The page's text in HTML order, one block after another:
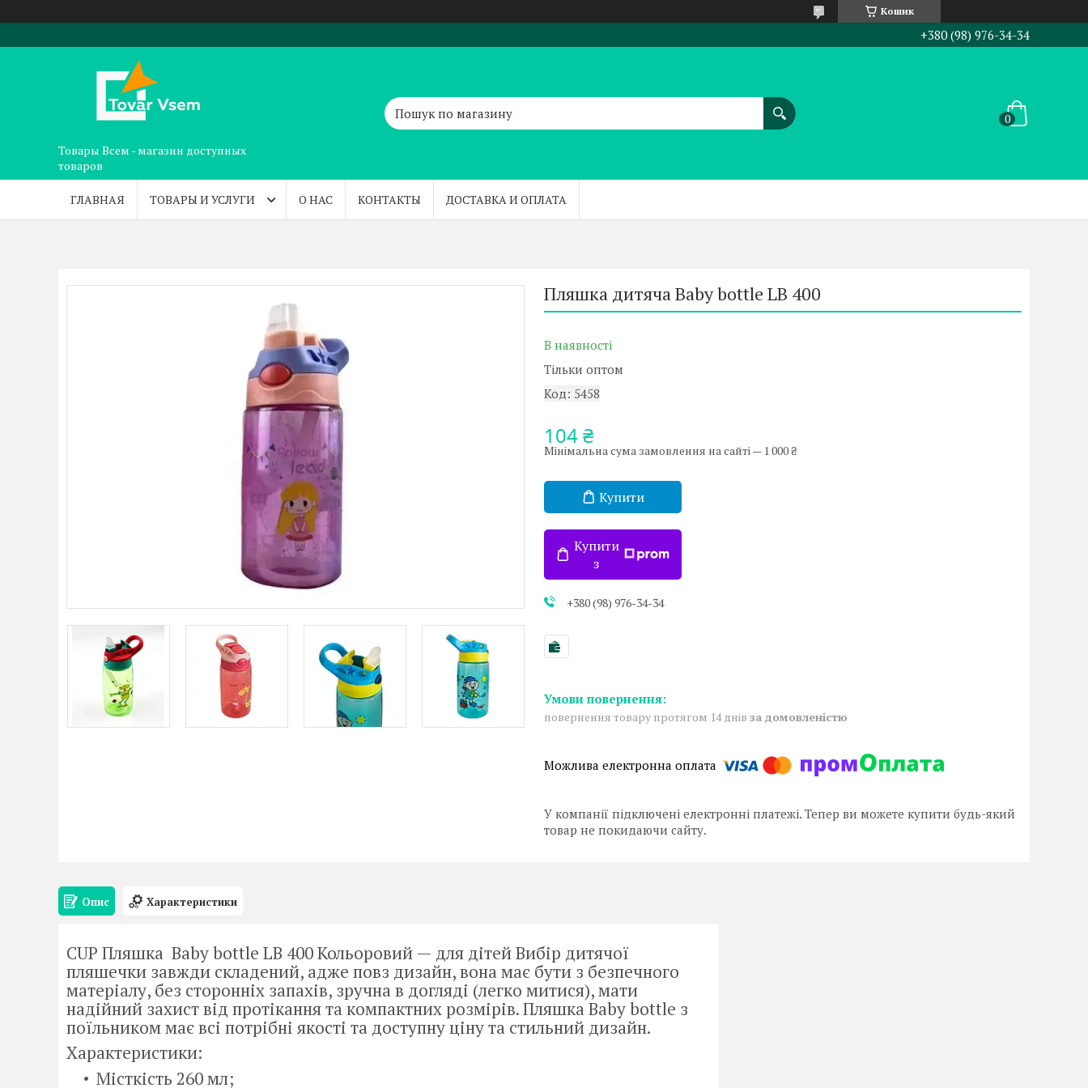
Кошик
+380 (98) 976-34-34
Товары Всем - магазин доступных
товаров
ГЛАВНАЯ ТОВАРЫ И УСЛУГИ О НАС КОНТАКТЫ ДОСТАВКА И ОПЛАТА
Пляшка дитяча Baby bottle LB 400
В наявності
Тільки оптом
Код: 5458
104 ₴
Мінімальна сума замовлення на сайті — 1 000 ₴
Купити
Купити
з
+380 (98) 976-34-34
повернення товару протягом 14 днів за домовленістю
У компанії підключені електронні платежі. Тепер ви можете купити будь-який
товар не покидаючи сайту.
Опис Характеристики
CUP Пляшка Baby bottle LB 400 Кольоровий — для дітей Вибір дитячої
пляшечки завжди складений, адже повз дизайн, вона має бути з безпечного
матеріалу, без сторонніх запахів, зручна в догляді (легко митися), мати
надійний захист від протікання та компактних розмірів. Пляшка Baby bottle з
поїльником має всі потрібні якості та доступну ціну та стильний дизайн.
Характеристики:
Місткість 260 мл;